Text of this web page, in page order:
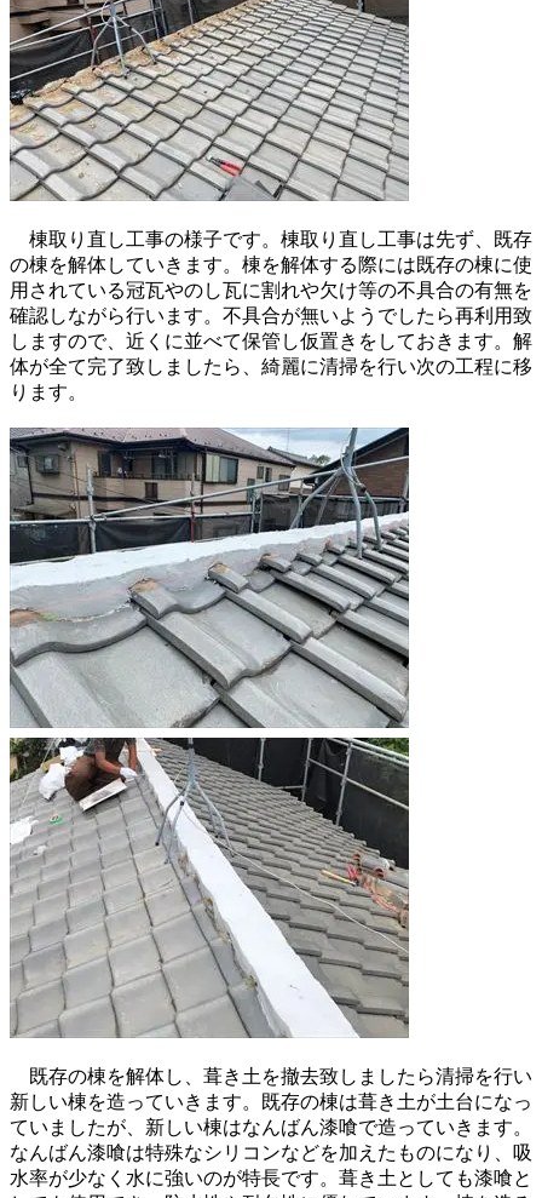
棟取り直し工事の様子です。棟取り直し工事は先ず、既存
の棟を解体していきます。棟を解体する際には既存の棟に使
用されている冠瓦やのし瓦に割れや欠け等の不具合の有無を
確認しながら行います。不具合が無いようでしたら再利用致
しますので、近くに並べて保管し仮置きをしておきます。解
体が全て完了致しましたら、綺麗に清掃を行い次の工程に移
ります。
既存の棟を解体し、葺き土を撤去致しましたら清掃を行い
新しい棟を造っていきます。既存の棟は葺き土が土台になっ
ていましたが、新しい棟はなんばん漆喰で造っていきます。
なんばん漆喰は特殊なシリコンなどを加えたものになり、吸
水率が少なく水に強いのが特長です。葺き土としても漆喰と